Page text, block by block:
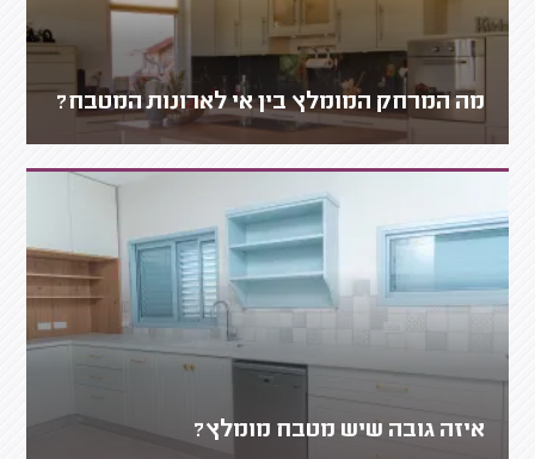
מה המרחק המומלץ בין אי לארונות המטבח?
איזה גובה שיש מטבח מומלץ?